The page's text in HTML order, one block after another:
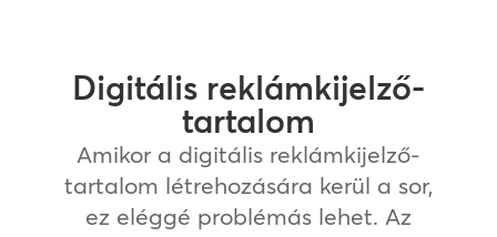
Digitális reklámkijelző-
tartalom
Amikor a digitális reklámkijelző-
tartalom létrehozására kerül a sor,
ez eléggé problémás lehet. Az